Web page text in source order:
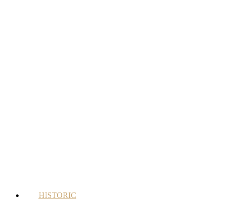
HISTORIC